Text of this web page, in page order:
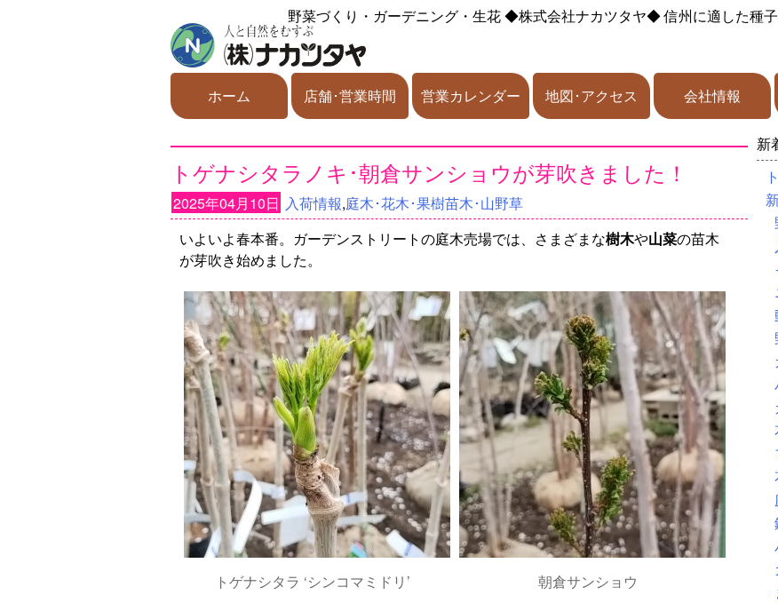
野菜づくり・ガーデニング・生花◆株式会社ナカツタヤ◆信州に適した種
ホーム 店舗･営業時間 営業カレンダー 地図･アクセス 会社情報
トゲナシタラノキ･朝倉サンショウが芽吹きました！
2025年04月10日 入荷情報,庭木･花木･果樹苗木･山野草
いよいよ春本番。ガーデンストリートの庭木売場では、さまざまな樹木や山菜の苗木
が芽吹き始めました。
トゲナシタラ ‘シンコマミドリ’ 朝倉サンショウ
新